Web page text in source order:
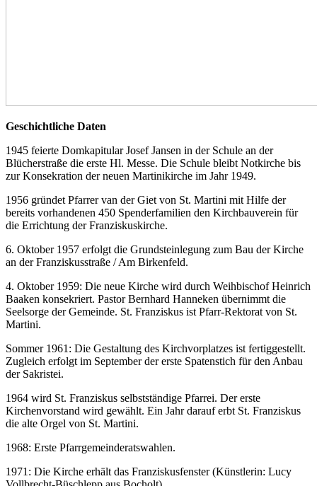
Geschichtliche Daten
1945 feierte Domkapitular Josef Jansen in der Schule an der
Blücherstraße die erste Hl. Messe. Die Schule bleibt Notkirche bis
zur Konsekration der neuen Martinikirche im Jahr 1949.
1956 gründet Pfarrer van der Giet von St. Martini mit Hilfe der
bereits vorhandenen 450 Spenderfamilien den Kirchbauverein für
die Errichtung der Franziskuskirche.
6. Oktober 1957 erfolgt die Grundsteinlegung zum Bau der Kirche
an der Franziskusstraße / Am Birkenfeld.
4. Oktober 1959: Die neue Kirche wird durch Weihbischof Heinrich
Baaken konsekriert. Pastor Bernhard Hanneken übernimmt die
Seelsorge der Gemeinde. St. Franziskus ist Pfarr-Rektorat von St.
Martini.
Sommer 1961: Die Gestaltung des Kirchvorplatzes ist fertiggestellt.
Zugleich erfolgt im September der erste Spatenstich für den Anbau
der Sakristei.
1964 wird St. Franziskus selbstständige Pfarrei. Der erste
Kirchenvorstand wird gewählt. Ein Jahr darauf erbt St. Franziskus
die alte Orgel von St. Martini.
1968: Erste Pfarrgemeinderatswahlen.
1971: Die Kirche erhält das Franziskusfenster (Künstlerin: Lucy